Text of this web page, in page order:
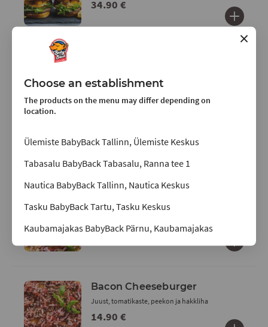
34.90 €
13.90 €
13.90 €
Juust, tomatikaste, sink ja ananass
Bacon Cheeseburger
14.90 €
Juust, tomatikaste, peekon ja hakkliha
Choose an establishment
The products on the menu may differ depending on
location.
Ülemiste BabyBack Tallinn, Ülemiste Keskus
Tabasalu BabyBack Tabasalu, Ranna tee 1
Nautica BabyBack Tallinn, Nautica Keskus
Tasku BabyBack Tartu, Tasku Keskus
Kaubamajakas BabyBack Pärnu, Kaubamajakas